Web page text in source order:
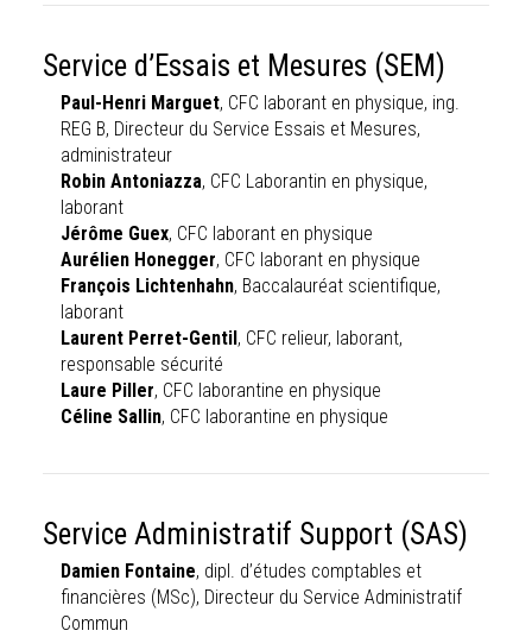
Service d’Essais et Mesures (SEM)
Paul-Henri Marguet, CFC laborant en physique, ing.
REG B, Directeur du Service Essais et Mesures,
administrateur
Robin Antoniazza, CFC Laborantin en physique,
laborant
Jérôme Guex, CFC laborant en physique
Aurélien Honegger, CFC laborant en physique
François Lichtenhahn, Baccalauréat scientifique,
laborant
Laurent Perret-Gentil, CFC relieur, laborant,
responsable sécurité
Laure Piller, CFC laborantine en physique
Céline Sallin, CFC laborantine en physique
Service Administratif Support (SAS)
Damien Fontaine, dipl. d’études comptables et
financières (MSc), Directeur du Service Administratif
Commun